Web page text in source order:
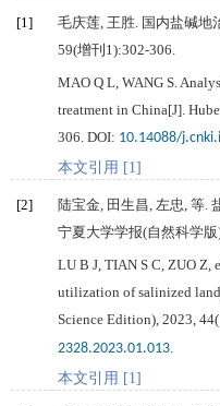
[1] 毛庆莲, 王胜. 国内盐碱地
59(增刊1):302-306.
MAO Q L, WANG S.
treatment in China[J].
306. DOI: 10.14088/
本文引用 [1]
[2]
陆宝金, 田生昌, 左忠, 等.
宁夏大学学报(自然科学版
LU B J, TIAN S C, ZUO Z,
utilization of salinized
Science Edition), 2023, 44
2328.2023.01.013.
本文引用 [1]